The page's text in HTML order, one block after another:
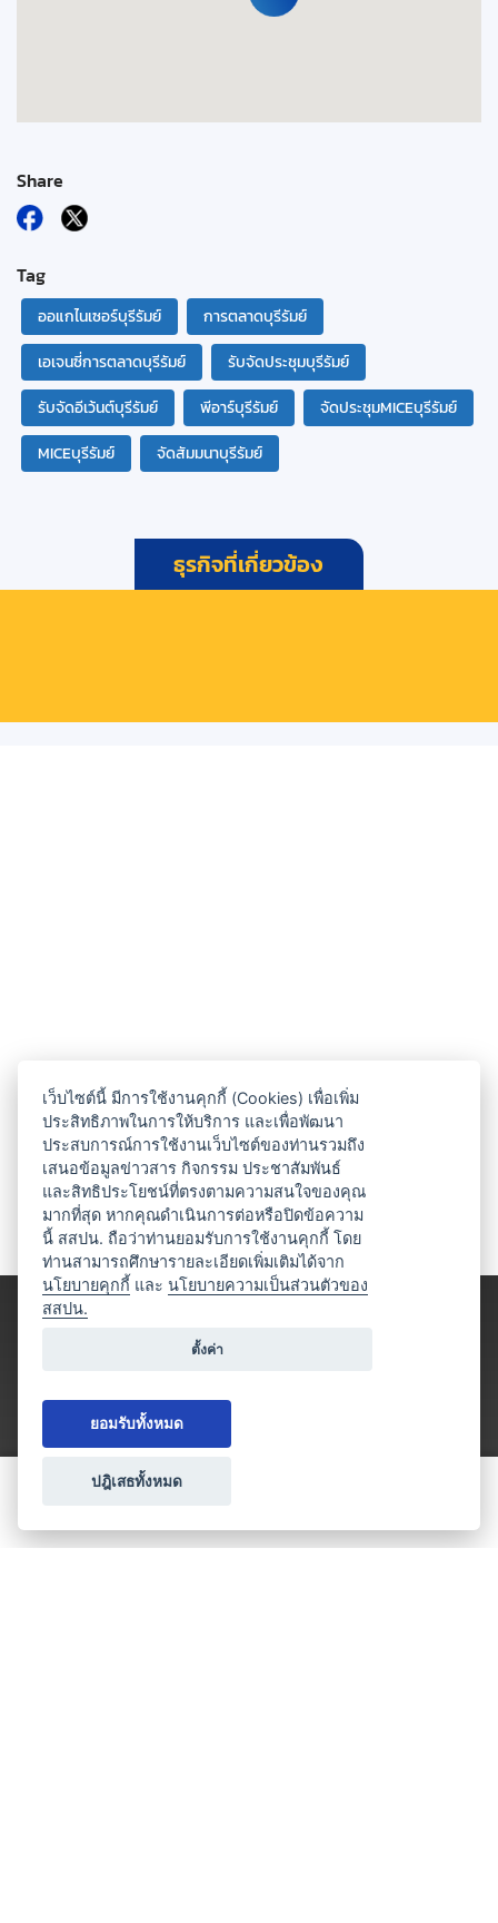
Share
Tag
ออแกไนเซอร์บุรีรัมย์
การตลาดบุรีรัมย์
เอเจนซี่การตลาดบุรีรัมย์
รับจัดประชุมบุรีรัมย์
รับจัดอีเว้นต์บุรีรัมย์
พีอาร์บุรีรัมย์
จัดประชุมMICEบุรีรัมย์
MICEบุรีรัมย์
จัดสัมมนาบุรีรัมย์
ธุรกิจที่เกี่ยวข้อง
ประเภทธุรกิจไมซ์
เว็บไซต์นี้ มีการใช้งานคุกกี้ (Cookies) เพื่อเพิ่ม
ประสิทธิภาพในการให้บริการ และเพื่อพัฒนา
ประสบการณ์การใช้งานเว็บไซต์ของท่านรวมถึง
เสนอข้อมูลข่าวสาร กิจกรรม ประชาสัมพันธ์
และสิทธิประโยชน์ที่ตรงตามความสนใจของคุณ
มากที่สุด หากคุณดำเนินการต่อหรือปิดข้อความ
นี้ สสปน. ถือว่าท่านยอมรับการใช้งานคุกกี้ โดย
ท่านสามารถศึกษารายละเอียดเพิ่มเติมได้จาก
นโยบายคุกกี้ และนโยบายความเป็นส่วนตัวของ
สสปน.
ตั้งค่า
ยอมรับทั้งหมด
ปฎิเสธทั้งหมด